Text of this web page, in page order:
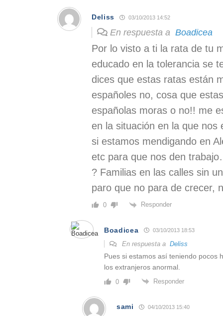
Deliss 03/10/2013 14:52
En respuesta a Boadicea
Por lo visto a ti la rata de tu
educado en la tolerancia se
dices que estas ratas están
españoles no, cosa que
españolas moras o no!! me
en la situación en la que nos
si estamos mendigando en
etc para que nos den
? Familias en las calles sin
paro que no para de crecer,
0 Responder
Boadicea 03/10/2013 18:53
En respuesta a Deliss
Pues si estamos así teniendo pocos
los extranjeros anormal.
0 Responder
sami 04/10/2013 15:40